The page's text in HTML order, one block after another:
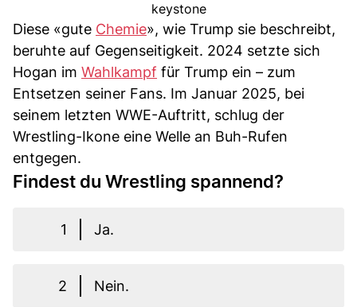
keystone
Diese «gute Chemie», wie Trump sie beschreibt,
beruhte auf Gegenseitigkeit. 2024 setzte sich
Hogan im Wahlkampf für Trump ein – zum
Entsetzen seiner Fans. Im Januar 2025, bei
seinem letzten WWE-Auftritt, schlug der
Wrestling-Ikone eine Welle an Buh-Rufen
entgegen.
Findest du Wrestling spannend?
1 Ja.
2
Nein.